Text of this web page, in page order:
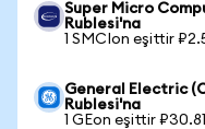
Super Micro
Rublesi'na
1 SMCIon eşittir
General Electric
Rublesi'na
1 GEon eşittir